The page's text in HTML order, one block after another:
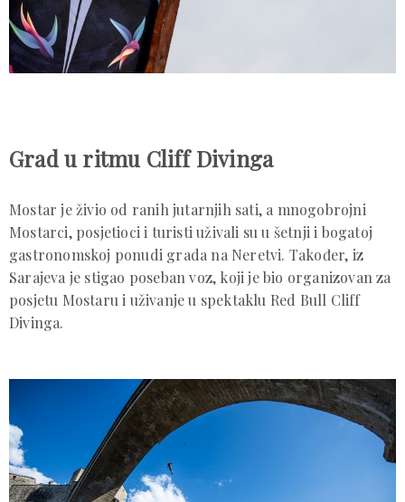
Grad u ritmu Cliff Divinga
Mostar je živio od ranih jutarnjih sati, a mnogobrojni
Mostarci, posjetioci i turisti uživali su u šetnji i bogatoj
gastronomskoj ponudi grada na Neretvi. Također, iz
Sarajeva je stigao poseban voz, koji je bio organizovan za
posjetu Mostaru i uživanje u spektaklu Red Bull Cliff
Divinga.